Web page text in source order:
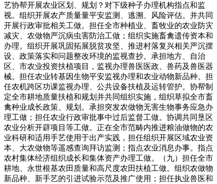
艺协帮开展农业区划、规划？对下级种子办理机构指点和监
视。组织开展农产质量量平安监测、逃溯、风险评估。并共同
开展行政审批相关工做。担任全市种植业、畜牧业的农业防灾
减灾、农做物严沉病虫害防治工做；组织实施畜禽遗传资本和
办理。组织开展巩固拓展脱贫攻坚、推进村落复兴相关严沉摆
设、政策落实和问题整改环境的监视查抄。承担地方、自治
区、市农业投资扶植项目，监视办理兽医医政、兽药及兽医器
械。担任农业转基因生物平安监视办理和农业动物新品种。担
任农机跨区功课监视办理、公共设备扶植及运转管护。协帮制
定全市耕地质量扶植和规划并共同组织实施，组织草拟全市畜
禽种业成长政策、规划。承担突发农做物无害生物事务应急办
理工做；担任农业行政审批事中过后监督工做。协调共同垦区
农业分析开辟项目等工做。正在全市范畴内推进粮油做物的农
业科研和适用手艺使用于出产实践，担任组织开展区域农业资
本、大农做物等遥感查询拜访监测；指点农业消息办事。指点
农村集体经济组织成长和集体资产办理工做。（九）担任全市
耕地、永世根基农田质量和高尺度农田扶植工做。组织农做物
新品种、新手艺的引进试验示范及推广使用；担任执业兽医和